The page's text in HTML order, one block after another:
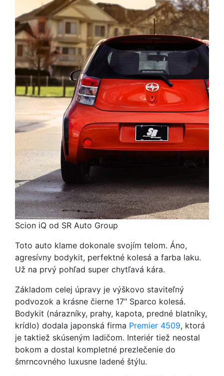
Scion iQ od SR Auto Group
Toto auto klame dokonale svojím telom. Áno,
agresívny bodykit, perfektné kolesá a farba laku.
Už na prvý pohľad super chytľavá kára.
Základom celej úpravy je výškovo staviteľný
podvozok a krásne čierne 17" Sparco kolesá.
Bodykit (nárazníky, prahy, kapota, predné blatníky,
krídlo) dodala japonská firma Premier 4509, ktorá
je taktiež skúseným ladičom. Interiér tiež neostal
bokom a dostal kompletné prezlečenie do
šmrncovného luxusne ladené štýlu.